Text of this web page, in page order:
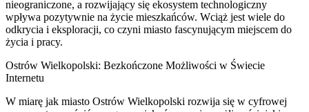
nieograniczone, a rozwijający się ekosystem technologiczny
wpływa pozytywnie na życie mieszkańców. Wciąż jest wiele do
odkrycia i eksploracji, co czyni miasto fascynującym miejscem do
życia i pracy.
Ostrów Wielkopolski: Bezkończone Możliwości w Świecie
Internetu
W miarę jak miasto Ostrów Wielkopolski rozwija się w cyfrowej